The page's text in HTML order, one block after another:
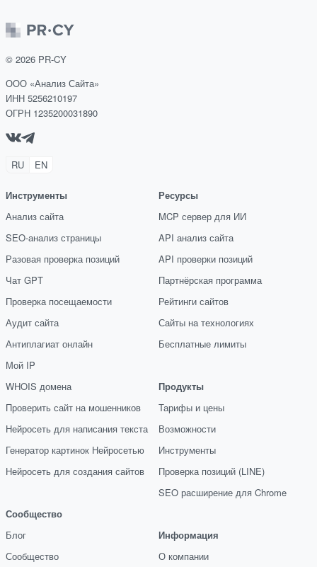
© 2026 PR-CY
ООО «Анализ Сайта»
ИНН 5256210197
ОГРН 1235200031890
RU EN
Инструменты
Анализ сайта
SEO-анализ страницы
Разовая проверка позиций
Чат GPT
Проверка посещаемости
Аудит сайта
Антиплагиат онлайн
Мой IP
WHOIS домена
Проверить сайт на мошенников
Нейросеть для написания текста
Генератор картинок Нейросетью
Нейросеть для создания сайтов
Сообщество
Блог
Сообщество
Ресурсы
MCP сервер для ИИ
API анализ сайта
API проверки позиций
Партнёрская программа
Рейтинги сайтов
Сайты на технологиях
Бесплатные лимиты
Продукты
Тарифы и цены
Возможности
Инструменты
Проверка позиций (LINE)
SEO расширение для Chrome
Информация
О компании